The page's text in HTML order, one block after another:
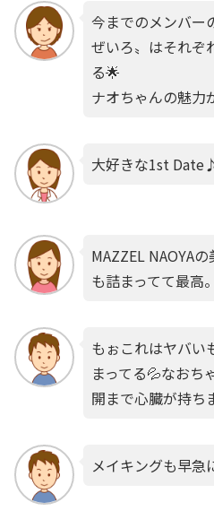
今までのメンバー
ぜいろ〟はそれぞ
る🌟
ナオちゃんの魅力
大好きな1st
MAZZEL NAOYA
も詰まってて最高。
もぉこれはヤバい
まってる💦なおち
開まで心臓が持ち
メイキングも早急